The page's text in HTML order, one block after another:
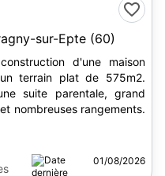
sur-Epte (60)
d'une maison
terrain plat de 575m2.
suite parentale, grand
nombreuses rangements.
01/08/2026